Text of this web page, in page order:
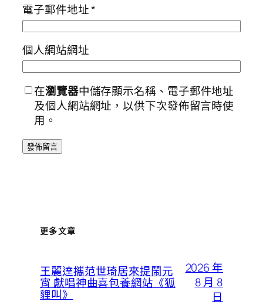
電子郵件地址*
個人網站網址
在瀏覽器中儲存顯示名稱、電子郵件地址
及個人網站網址，以供下次發佈留言時使
用。
更多文章
王麗達攜范世琦居來提鬧元
宵 獻唱神曲喜包養網站《狐
貍叫》
2026 年
8 月 8
日